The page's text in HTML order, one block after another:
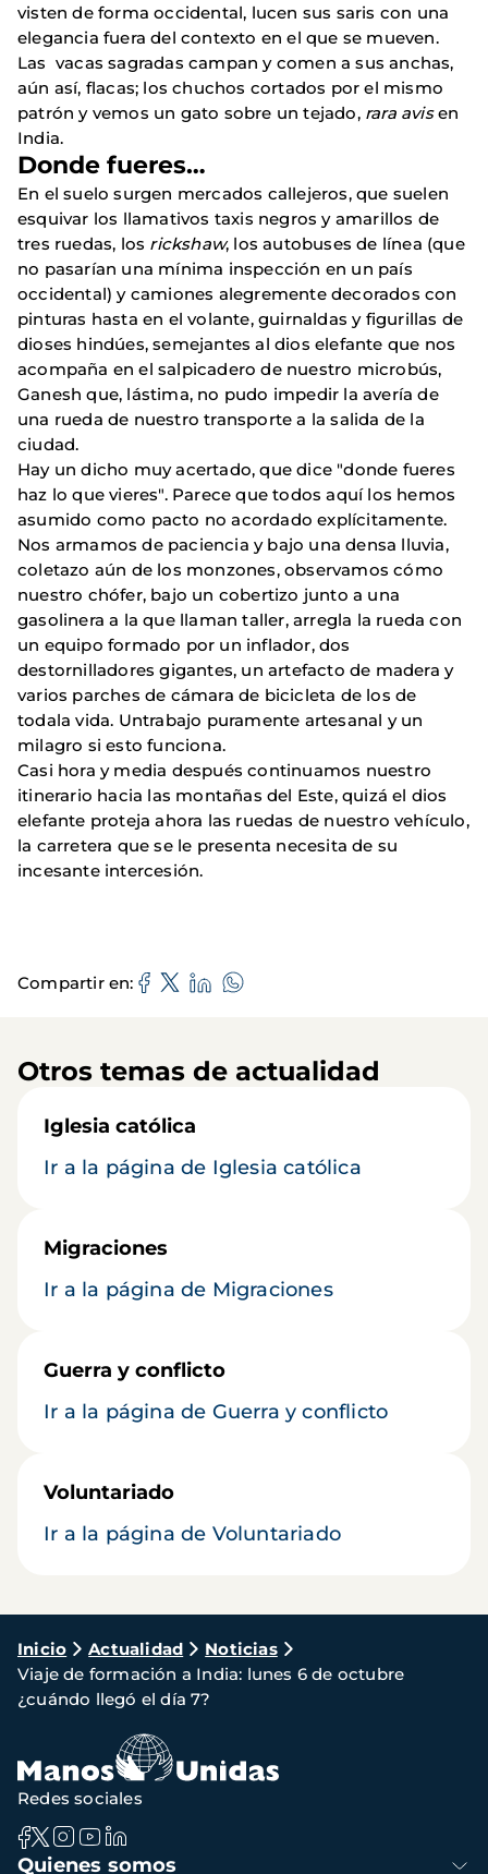
visten de forma occidental, lucen sus saris con una
elegancia fuera del contexto en el que se mueven.
Las vacas sagradas campan y comen a sus anchas,
aún así, flacas; los chuchos cortados por el mismo
patrón y vemos un gato sobre un tejado, rara avisen
India.
Donde fueres…
En el suelo surgen mercados callejeros, que suelen
esquivar los llamativos taxis negros y amarillos de
tres ruedas, los rickshaw, los autobuses de línea (que
no pasarían una mínima inspección en un país
occidental) y camiones alegremente decorados con
pinturas hasta en el volante, guirnaldas y figurillas de
dioses hindúes, semejantes al dios elefante que nos
acompaña en el salpicadero de nuestro microbús,
Ganesh que, lástima, no pudo impedir la avería de
una rueda de nuestro transporte a la salida de la
ciudad.
Hay un dicho muy acertado, que dice "donde fueres
haz lo que vieres". Parece que todos aquí los hemos
asumido como pacto no acordado explícitamente.
Nos armamos de paciencia y bajo una densa lluvia,
coletazo aún de los monzones, observamos cómo
nuestro chófer, bajo un cobertizo junto a una
gasolinera a la que llaman taller, arregla la rueda con
un equipo formado por un inflador, dos
destornilladores gigantes, un artefacto de madera y
varios parches de cámara de bicicleta de los de
todala vida. Untrabajo puramente artesanal y un
milagro si esto funciona.
Casi hora y media después continuamos nuestro
itinerario hacia las montañas del Este, quizá el dios
elefante proteja ahora las ruedas de nuestro vehículo,
la carretera que se le presenta necesita de su
incesante intercesión.
Compartir en
Otros temas de actualidad
Iglesia católica
Ir a la página de Iglesia católica
Migraciones
Ir a la página de Migraciones
Guerra y conflicto
Ir a la página de Guerra y conflicto
Voluntariado
Ir a la página de Voluntariado
Ruta
de
navegación
Inicio Actualidad
Noticias
Viaje de formación a India: lunes 6 de octubre
¿cuándo llegó el día 7?
Navegación
Quienes somos
Redes sociales